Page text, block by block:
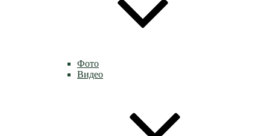
Фото
Видео